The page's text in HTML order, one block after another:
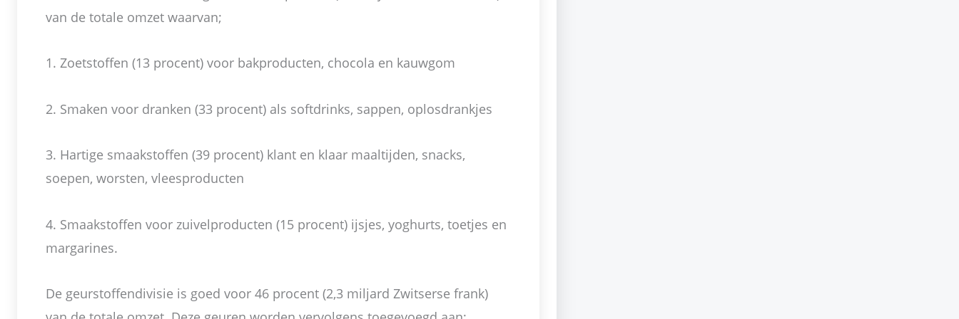
van de totale omzet waarvan;
1. Zoetstoffen (13 procent) voor bakproducten, chocola en kauwgom
2. Smaken voor dranken (33 procent) als softdrinks, sappen, oplosdrankjes
3. Hartige smaakstoffen (39 procent) klant en klaar maaltijden, snacks,
soepen, worsten, vleesproducten
4. Smaakstoffen voor zuivelproducten (15 procent) ijsjes, yoghurts, toetjes en
margarines.
De geurstoffendivisie is goed voor 46 procent (2,3 miljard Zwitserse frank)